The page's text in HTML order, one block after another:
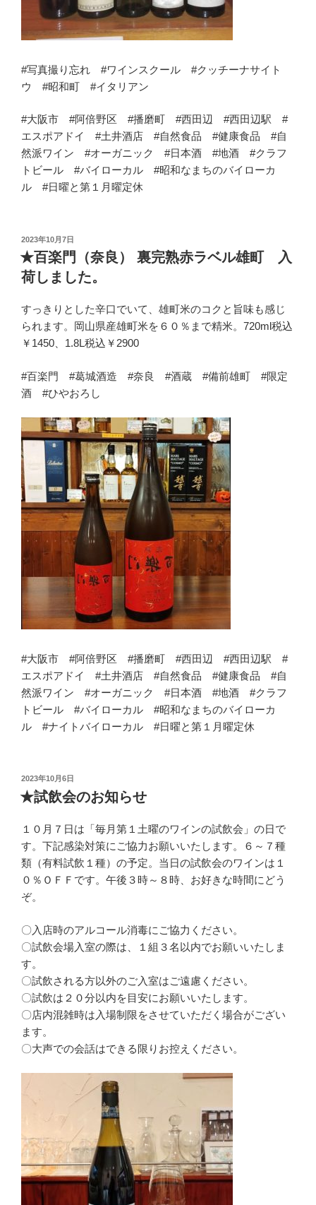
#写真撮り忘れ #ワインスクール #クッチーナサイト
ウ #昭和町 #イタリアン
#大阪市 #阿倍野区 #播磨町 #西田辺 #西田辺駅 #
エスポアドイ #土井酒店 #自然食品 #健康食品 #自
然派ワイン #オーガニック #日本酒 #地酒 #クラフ
トビール #バイローカル #昭和なまちのバイローカ
ル #日曜と第１月曜定休
投
稿
日:
2023年10月7日
★百楽門（奈良） 裏完熟赤ラベル雄町 入
荷しました。
すっきりとした辛口でいて、雄町米のコクと旨味も感じ
られます。岡山県産雄町米を６０％まで精米。720ml税込
￥1450、1.8L税込￥2900
#百楽門 #葛城酒造 #奈良 #酒蔵 #備前雄町 #限定
酒 #ひやおろし
#大阪市 #阿倍野区 #播磨町 #西田辺 #西田辺駅 #
エスポアドイ #土井酒店 #自然食品 #健康食品 #自
然派ワイン #オーガニック #日本酒 #地酒 #クラフ
トビール #バイローカル #昭和なまちのバイローカ
ル #ナイトバイローカル #日曜と第１月曜定休
投
稿
日:
2023年10月6日
★試飲会のお知らせ
１０月７日は「毎月第１土曜のワインの試飲会」の日で
す。下記感染対策にご協力お願いいたします。６～７種
類（有料試飲１種）の予定。当日の試飲会のワインは１
０％ＯＦＦです。午後３時～８時、お好きな時間にどう
ぞ。
〇入店時のアルコール消毒にご協力ください。
〇試飲会場入室の際は、１組３名以内でお願いいたしま
す。
〇試飲される方以外のご入室はご遠慮ください。
〇試飲は２０分以内を目安にお願いいたします。
〇店内混雑時は入場制限をさせていただく場合がござい
ます。
〇大声での会話はできる限りお控えください。